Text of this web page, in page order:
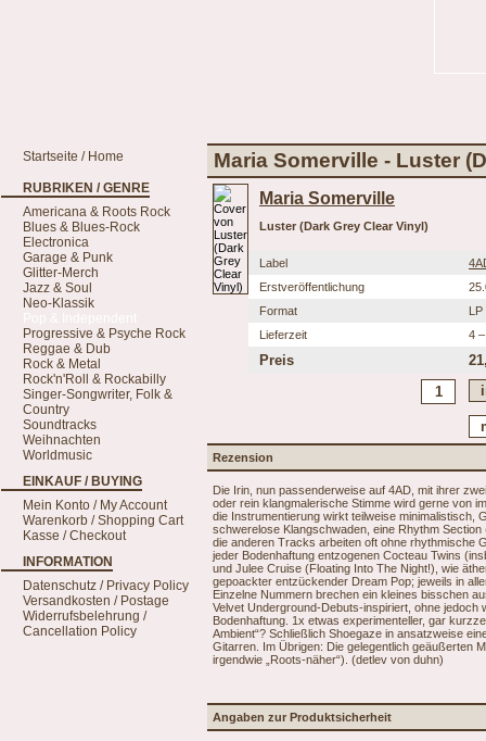
Startseite / Home
RUBRIKEN / GENRE
Americana & Roots Rock
Blues & Blues-Rock
Electronica
Garage & Punk
Glitter-Merch
Jazz & Soul
Neo-Klassik
Progressive & Psyche Rock
Reggae & Dub
Rock & Metal
Rock'n'Roll & Rockabilly
Singer-Songwriter, Folk &
Country
Soundtracks
Weihnachten
Worldmusic
EINKAUF / BUYING
Mein Konto / My Account
Warenkorb / Shopping Cart
Kasse / Checkout
INFORMATION
Datenschutz / Privacy Policy
Versandkosten / Postage
Widerrufsbelehrung /
Cancellation Policy
Maria Somerville - Luster
Maria Somerville
Luster (Dark Grey Clear Vinyl)
Label
Erstveröffentlichung
Format
LP
Lieferzeit
4
Preis
Rezension
Die Irin, nun passenderweise auf 4AD, mit ihrer
oder rein klangmalerische Stimme wird gerne von
die Instrumentierung wirkt teilweise minimalistisch,
schwerelose Klangschwaden, eine Rhythm
die anderen Tracks arbeiten oft ohne rhythmische
jeder Bodenhaftung entzogenen Cocteau Twins
und Julee Cruise (Floating Into The Night!), wie
gepoackter entzückender Dream Pop; jeweils in
Einzelne Nummern brechen ein kleines bisschen
Velvet Underground-Debuts-inspiriert, ohne
Bodenhaftung. 1x etwas experimenteller, gar
Ambient“? Schließlich Shoegaze in ansatzweise
Gitarren. Im Übrigen: Die gelegentlich geäußerten
irgendwie „Roots-näher“). (detlev von duhn)
Angaben zur Produktsicherheit